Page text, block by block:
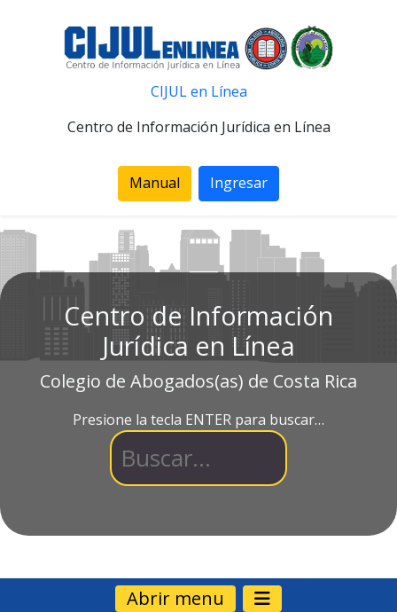
CIJUL en Línea
Centro de Información Jurídica en Línea
Manual Ingresar
Centro de Información
Jurídica en Línea
Colegio de Abogados(as) de Costa Rica
Presione la tecla ENTER para buscar…
Abrir menu